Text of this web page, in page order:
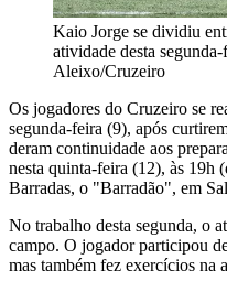
Kaio Jorge se dividiu
atividade desta segunda-
Aleixo/Cruzeiro
Os jogadores do Cruzeiro se
segunda-feira (9), após
deram continuidade aos
nesta quinta-feira (12), às 19h
Barradas, o "Barradão", em
No trabalho desta segunda, o
campo. O jogador participou
mas também fez exercícios na